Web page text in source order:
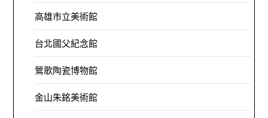
高雄市立美術館
台北國父紀念館
鶯歌陶瓷博物館
金山朱銘美術館